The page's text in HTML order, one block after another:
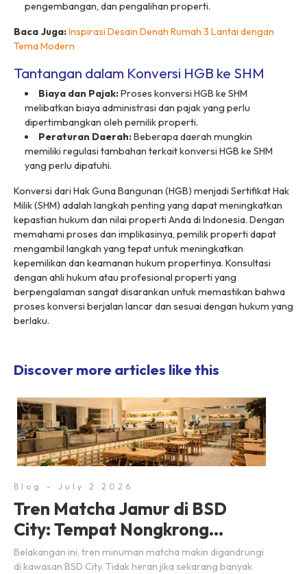
pengembangan, dan pengalihan properti.
Baca Juga:Inspirasi Desain Denah Rumah 3 Lantai dengan
Tema Modern
Tantangan dalam Konversi HGB ke SHM
Biaya dan Pajak:Proses konversi HGB ke SHM
melibatkan biaya administrasi dan pajak yang perlu
dipertimbangkan oleh pemilik properti.
Peraturan Daerah:Beberapa daerah mungkin
memiliki regulasi tambahan terkait konversi HGB ke SHM
yang perlu dipatuhi.
Konversi dari Hak Guna Bangunan (HGB) menjadi Sertifikat Hak
Milik (SHM) adalah langkah penting yang dapat meningkatkan
kepastian hukum dan nilai properti Anda di Indonesia. Dengan
memahami proses dan implikasinya, pemilik properti dapat
mengambil langkah yang tepat untuk meningkatkan
kepemilikan dan keamanan hukum propertinya. Konsultasi
dengan ahli hukum atau profesional properti yang
berpengalaman sangat disarankan untuk memastikan bahwa
proses konversi berjalan lancar dan sesuai dengan hukum yang
berlaku.
Discover more articles like this
Blog - July 2 2026
Tren Matcha Jamur di BSD
City: Tempat Nongkrong
Estetik Dekat Hunian
Belakangan ini, tren minuman matcha makin digandrungi
di kawasan BSD City. Tidak heran jika sekarang banyak